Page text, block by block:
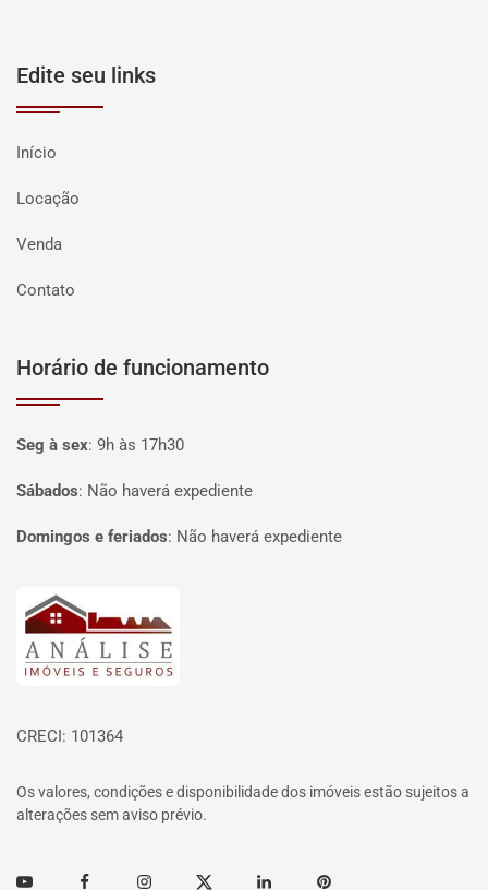
Edite seu links
Início
Locação
Venda
Contato
Horário de funcionamento
Seg à sex: 9h às 17h30
Sábados: Não haverá expediente
Domingos e feriados: Não haverá expediente
Página inicial
CRECI: 101364
Os valores, condições e disponibilidade dos imóveis estão sujeitos a
alterações sem aviso prévio.
Youtube FacebookInstagramTwitter Linkedin Pinterest